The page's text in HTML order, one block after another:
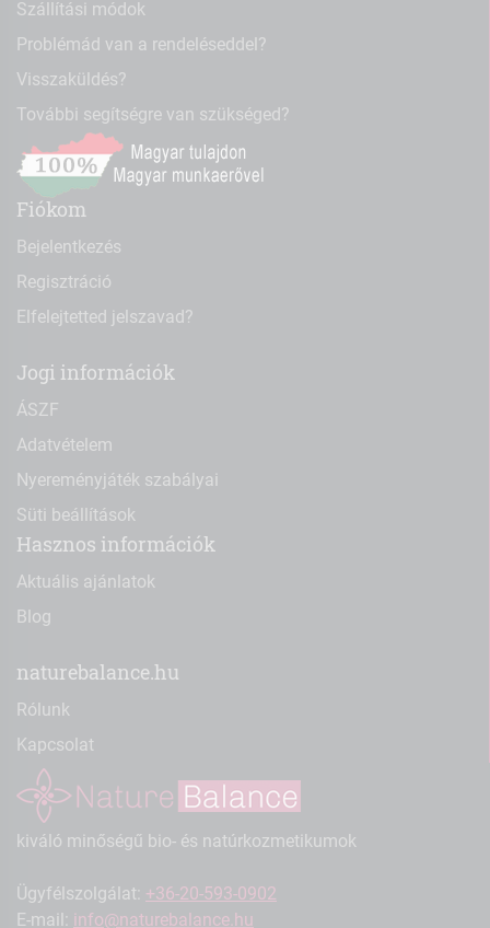
Szállítási módok
Problémád van a rendeléseddel?
Visszaküldés?
További segítségre van szükséged?
Fiókom
Bejelentkezés
Regisztráció
Elfelejtetted jelszavad?
Jogi információk
ÁSZF
Adatvételem
Nyereményjáték szabályai
Süti beállítások
Hasznos információk
Aktuális ajánlatok
Blog
naturebalance.hu
Rólunk
Kapcsolat
kiváló minőségű bio- és natúrkozmetikumok
Ügyfélszolgálat: +36-20-593-0902
E-mail: info@naturebalance.hu